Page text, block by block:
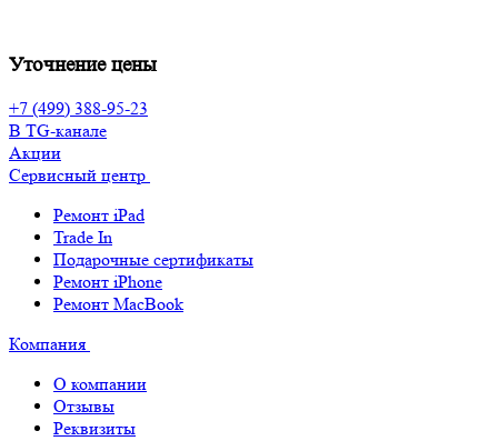
Уточнение цены
+7 (499) 388-95-23
В TG-канале
Акции
Сервисный центр
Ремонт iPad
Trade In
Подарочные сертификаты
Ремонт iPhone
Ремонт MacBook
Компания
О компании
Отзывы
Реквизиты